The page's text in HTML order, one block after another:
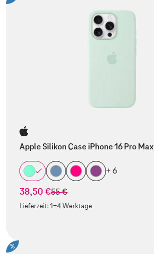
Apple Silikon Case iPhone 16 Pro Max
+ 6
38,50 €statt
55 €
Lieferzeit:1-4 Werktage
%